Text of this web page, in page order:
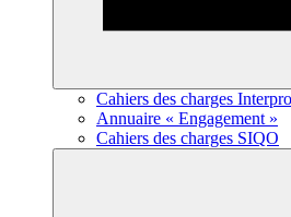
Cahiers des charges
Annuaire « Engagement »
Cahiers des charges SIQO